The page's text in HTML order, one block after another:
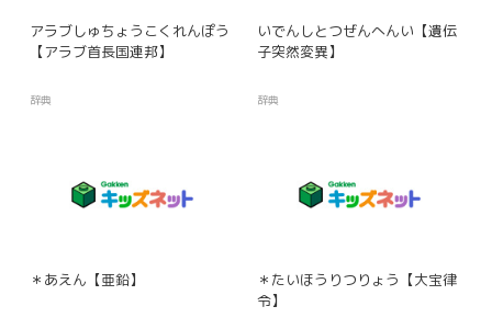
アラブしゅちょうこくれんぽう
【アラブ首長国連邦】
辞典
いでんしとつぜんへんい【遺伝
子突然変異】
辞典
＊あえん【亜鉛】
＊たいほうりつりょう【大宝律
令】